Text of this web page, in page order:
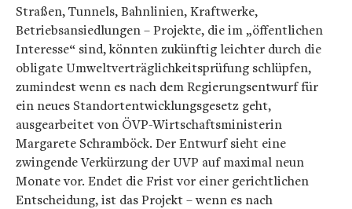
Straßen, Tunnels, Bahnlinien, Kraftwerke,
Betriebsansiedlungen – Projekte, die im „öffentlichen
Interesse“ sind, könnten zukünftig leichter durch die
obligate Umweltverträglichkeitsprüfung schlüpfen,
zumindest wenn es nach dem Regierungsentwurf für
ein neues Standortentwicklungsgesetz geht,
ausgearbeitet von ÖVP-Wirtschaftsministerin
Margarete Schramböck. Der Entwurf sieht eine
zwingende Verkürzung der UVP auf maximal neun
Monate vor. Endet die Frist vor einer gerichtlichen
Entscheidung, ist das Projekt – wenn es nach